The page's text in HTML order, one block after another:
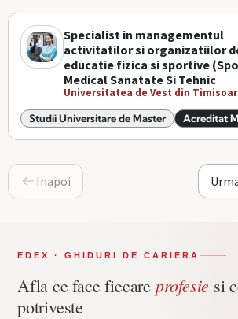
Specialist in managementul
activitatilor si organizatiilor
educatie fizica si sportive
Medical Sanatate Si Tehnic
Universitatea de Vest din
Studii Universitare de Master Acreditat
Inapoi
EDEX · GHIDURI DE CARIERA
Afla ce face fiecare profesie si
potriveste